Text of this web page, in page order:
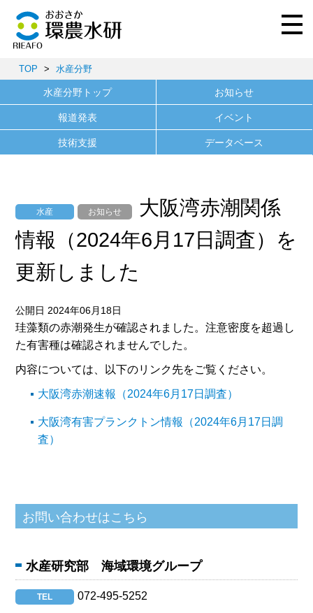
TOP > 水産分野
水産分野トップ お知らせ
報道発表 イベント
技術支援 データベース
水産 お知らせ
大阪湾赤潮関係
情報（2024年6月17日調査）を
更新しました
公開日 2024年06月18日
珪藻類の赤潮発生が確認されました。注意密度を超過し
た有害種は確認されませんでした。
内容については、以下のリンク先をご覧ください。
大阪湾赤潮速報（2024年6月17日調査）
大阪湾有害プランクトン情報（2024年6月17日調
査）
水産研究部 海域環境グループ
TEL 072-495-5252